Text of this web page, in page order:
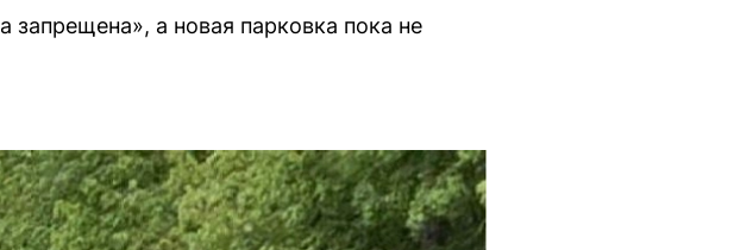
запрещена», а новая парковка пока не